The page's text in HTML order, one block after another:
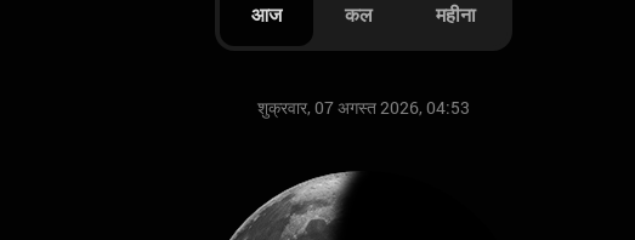
आज कल महीना
शुक्रवार, 07 अगस्त 2026, 04:53